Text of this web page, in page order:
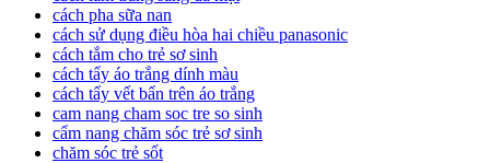
cách pha sữa nan
cách sử dụng điều hòa hai chiều panasonic
cách tắm cho trẻ sơ sinh
cách tẩy áo trắng dính màu
cách tẩy vết bẩn trên áo trắng
cam nang cham soc tre so sinh
cẩm nang chăm sóc trẻ sơ sinh
chăm sóc trẻ sốt